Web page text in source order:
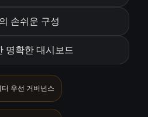
손쉬운 구성
명확한 대시보드
터 우선 거버넌스